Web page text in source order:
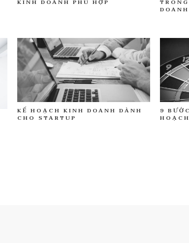
KINH DOANH PHÙ HỢP
DOANH
KẾ HOẠCH KINH DOANH DÀNH
CHO STARTUP
9